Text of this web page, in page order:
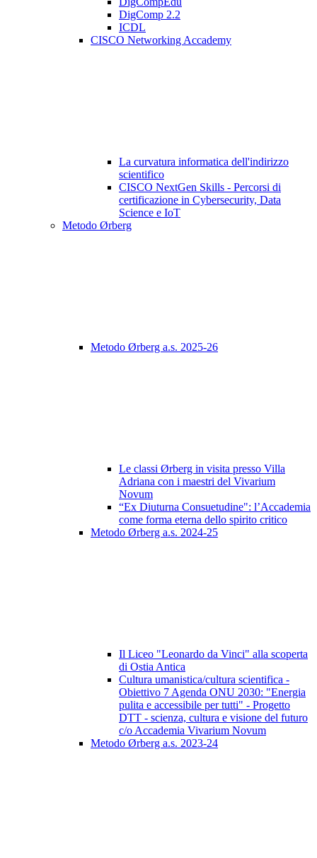
DigComp 2.2
ICDL
CISCO Networking Accademy
La curvatura informatica dell'indirizzo
scientifico
CISCO NextGen Skills - Percorsi di
certificazione in Cybersecurity, Data
Science e IoT
Metodo Ørberg
Metodo Ørberg a.s. 2025-26
Le classi Ørberg in visita presso Villa
Adriana con i maestri del Vivarium
Novum
“Ex Diuturna Consuetudine": l’Accademia
come forma eterna dello spirito critico
Metodo Ørberg a.s. 2024-25
Il Liceo "Leonardo da Vinci" alla scoperta
di Ostia Antica
Cultura umanistica/cultura scientifica -
Obiettivo 7 Agenda ONU 2030: "Energia
pulita e accessibile per tutti" - Progetto
DTT - scienza, cultura e visione del futuro
c/o Accademia Vivarium Novum
Metodo Ørberg a.s. 2023-24